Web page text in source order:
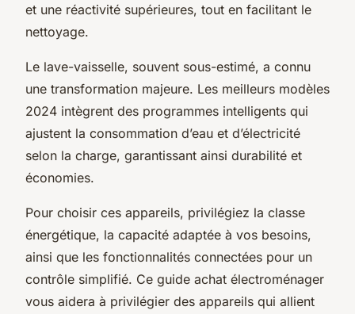
et une réactivité supérieures, tout en facilitant le
nettoyage.
Le lave-vaisselle, souvent sous-estimé, a connu
une transformation majeure. Les meilleurs modèles
2024 intègrent des programmes intelligents qui
ajustent la consommation d’eau et d’électricité
selon la charge, garantissant ainsi durabilité et
économies.
Pour choisir ces appareils, privilégiez la classe
énergétique, la capacité adaptée à vos besoins,
ainsi que les fonctionnalités connectées pour un
contrôle simplifié. Ce guide achat électroménager
vous aidera à privilégier des appareils qui allient